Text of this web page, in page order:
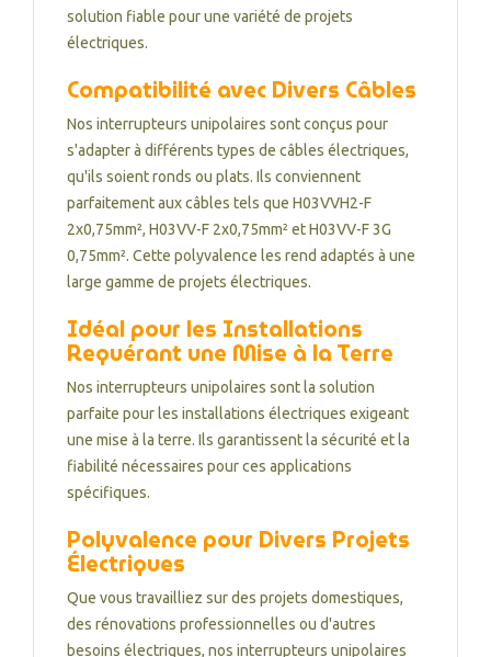
solution fiable pour une variété de projets
électriques.
Compatibilité avec Divers Câbles
Nos interrupteurs unipolaires sont conçus pour
s'adapter à différents types de câbles électriques,
qu'ils soient ronds ou plats. Ils conviennent
parfaitement aux câbles tels que H03VVH2-F
2x0,75mm², H03VV-F 2x0,75mm² et H03VV-F 3G
0,75mm². Cette polyvalence les rend adaptés à une
large gamme de projets électriques.
Idéal pour les Installations
Requérant une Mise à la Terre
Nos interrupteurs unipolaires sont la solution
parfaite pour les installations électriques exigeant
une mise à la terre. Ils garantissent la sécurité et la
fiabilité nécessaires pour ces applications
spécifiques.
Polyvalence pour Divers Projets
Électriques
Que vous travailliez sur des projets domestiques,
des rénovations professionnelles ou d'autres
besoins électriques, nos interrupteurs unipolaires